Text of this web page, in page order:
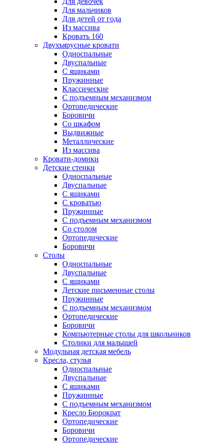
Для мальчиков
Для детей от года
Из массива
Кровать 160
Двухъярусные кровати
Односпальные
Двуспальные
С ящиками
Пружинные
Классические
С подъемным механизмом
Ортопедические
Боровичи
Со шкафом
Выдвижные
Металлические
Из массива
Кровати-домики
Детские стенки
Односпальные
Двуспальные
С ящиками
С кроватью
Пружинные
С подъемным механизмом
Со столом
Ортопедические
Боровичи
Столы
Односпальные
Двуспальные
С ящиками
Детские письменные столы
Пружинные
С подъемным механизмом
Ортопедические
Боровичи
Компьютерные столы для школьников
Столики для малышей
Модульная детская мебель
Кресла, стулья
Односпальные
Двуспальные
С ящиками
Пружинные
С подъемным механизмом
Кресло Бюрократ
Ортопедические
Боровичи
Ортопедические